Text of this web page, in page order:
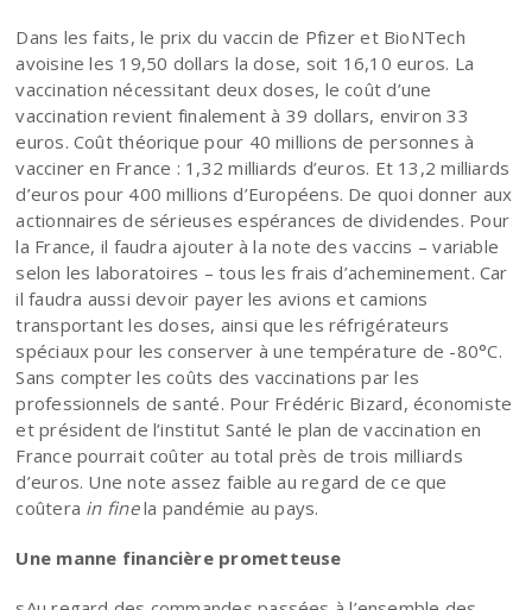
Dans les faits, le prix du vaccin de Pfizer et BioNTech
avoisine les 19,50 dollars la dose, soit 16,10 euros. La
vaccination nécessitant deux doses, le coût d’une
vaccination revient finalement à 39 dollars, environ 33
euros. Coût théorique pour 40 millions de personnes à
vacciner en France : 1,32 milliards d’euros. Et 13,2 milliards
d’euros pour 400 millions d’Européens. De quoi donner aux
actionnaires de sérieuses espérances de dividendes. Pour
la France, il faudra ajouter à la note des vaccins – variable
selon les laboratoires – tous les frais d’acheminement. Car
il faudra aussi devoir payer les avions et camions
transportant les doses, ainsi que les réfrigérateurs
spéciaux pour les conserver à une température de -80°C.
Sans compter les coûts des vaccinations par les
professionnels de santé. Pour Frédéric Bizard, économiste
et président de l’institut Santé le plan de vaccination en
France pourrait coûter au total près de trois milliards
d’euros. Une note assez faible au regard de ce que
coûtera in finela pandémie au pays.
Une manne financière prometteuse